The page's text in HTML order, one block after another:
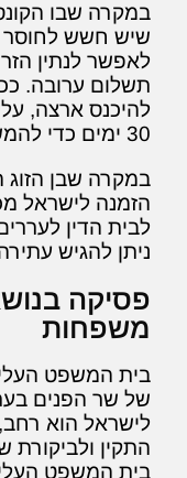
במקרה שבו
שיש חשש לחוסר
לאפשר לנתין
תשלום ערובה.
להיכנס ארצה,
30 ימים כדי להמשיך בתהליך הסדרת המעמד.
במקרה שבן הזוג
הזמנה לישראל
לבית הדין
ניתן להגיש
פסיקה
משפחות
בית המשפט
של שר הפנים
לישראל הוא
התקין ולביקורת
בית המשפט